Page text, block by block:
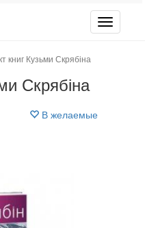
книг Кузьми Скрябіна
Скрябіна
В желаемые